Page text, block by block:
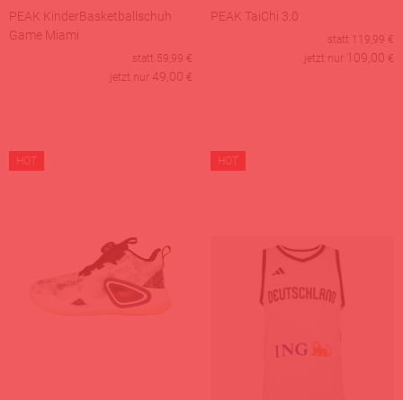
PEAK KinderBasketballschuh
Game Miami
statt 59,99 €
jetzt nur 49,00 €
PEAK TaiChi 3.0
statt 119,99 €
jetzt nur 109,00 €
HOT HOT